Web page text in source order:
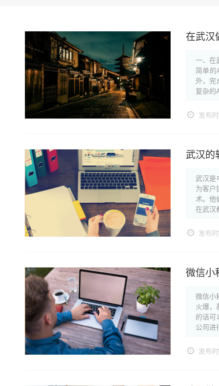
在武汉
一、在
简单的
外，完
复杂的
发布
武汉的
武汉是
为客户
术。他
在武汉
发布
微信小
微信小
火爆，
的话可
公司进
发布